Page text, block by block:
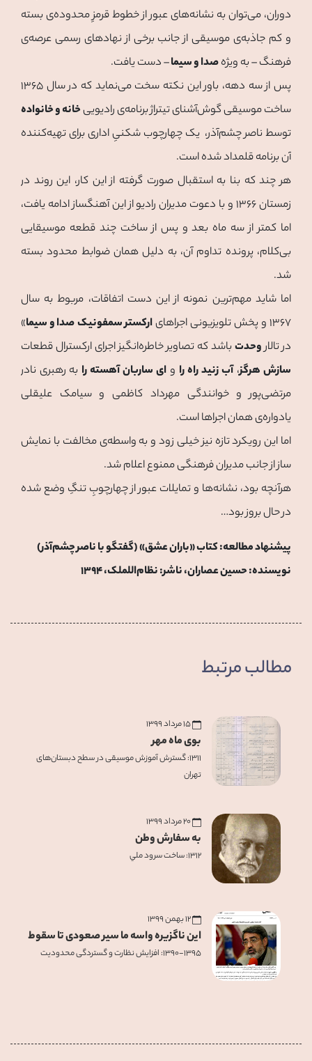
دوران، می‌توان به نشانه‌های عبور از خطوط قرمزِ محدوده‌ی بسته
و کم جاذبه‌ی موسیقی از جانب برخی از نهادهای رسمی عرصه‌ی
فرهنگ – به ویژهصدا و سیما– دست یافت.
پس از سه دهه، باور این نکته سخت می‌نماید که در سال ۱۳۶۵
ساخت موسیقی گوش‌آشنای تیتراژ برنامه‌ی رادیوییخانه و خانواده
توسط ناصر چشم‌آذر، یک چهارچوب شکنیِ اداری برای تهیه‌کنند‌ه
آن برنامه قلمداد شده است.
هر چند که بنا به استقبال صورت گرفته از این کار، این روند در
زمستان ۱۳۶۶ و با دعوت مدیران رادیو از این آهنگساز ادامه یافت،
اما کمتر از سه ماه بعد و پس از ساخت چند قطعه موسیقایی
بی‌کلام، پرونده تداوم آن، به دلیل همان ضوابط محدود بسته
شد.
اما شاید مهم‌ترین نمونه از این دست اتفاقات، مربوط به سال
۱۳۶۷ و پخش تلویزیونی اجراهای
ارکستر سمفونیکصدا و سیما»
در تالاروحدت باشد که تصاویر خاطره‌انگیز اجرای ارکسترال قطعات
سازش هرگز،آب زنید راه را و ای ساربان آهسته را به رهبری نادر
مرتضی‌پور و خوانندگی مهرداد کاظمی و سیامک علیقلی
یادواره‌ی همان اجراها است.
اما این رویکرد تازه نیز خیلی زود و به واسطه‌ی مخالفت با نمایش
ساز از جانب مدیران فرهنگی ممنوع اعلام شد.
هرآنچه بود، نشانه‌ها و تمایلات عبور از چهارچوبِ تنگِ وضع شده
در حال بروز بود…
پیشنهاد مطالعه‌: کتاب «باران عشق» (گفتگو با ناصر چشم‌آذر)
نویسنده: حسین عصاران، ناشر: نظام‌اللملک، ۱۳۹۴
مطالب مرتبط
۱۵ مرداد ۱۳۹۹
بوی ماه مهر
۱۳۱۱: گسترش آموزش موسيقی در سطح دبستان‌های
تهران
به سفارش وطن
۱۳۱۲: ساخت سرود ملي
۱۲ بهمن ۱۳۹۹
این ناگزیره واسه ما سیر صعودی تا سقوط
۱۳۹۰-۱۳۹۵: افزایش نظارت و گستردگی محدودیت‌